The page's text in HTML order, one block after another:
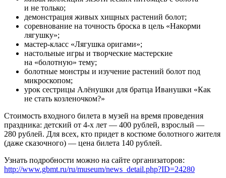
и не только;
демонстрация живых хищных растений болот;
соревнование на точность броска в цель «Накорми
лягушку»;
мастер-класс «Лягушка оригами»;
настольные игры и творческие мастерские
на «болотную» тему;
болотные монстры и изучение растений болот под
микроскопом;
урок сестрицы Алёнушки для братца Иванушки «Как
не стать козленочком?»
Стоимость входного билета в музей на время проведения
праздника: детский от 4-х лет — 400 рублей, взрослый —
280 рублей. Для всех, кто придет в костюме болотного жителя
(даже сказочного) — цена билета 140 рублей.
Узнать подробности можно на сайте организаторов:
http://www.gbmt.ru/ru/museum/news_detail.php?ID=24280